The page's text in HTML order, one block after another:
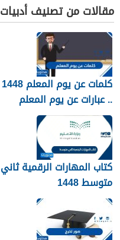
مقالات من تصنيف أدبيات
كلمات عن يوم المعلم 1448
.. عبارات عن يوم المعلم
مكتوبة 1448
كتاب المهارات الرقمية ثاني
متوسط 1448